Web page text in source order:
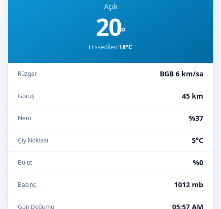
Açık
20°
Hissedilen 18°C
Rüzgar BGB 6 km/sa
Görüş 45 km
Nem %37
Çiy Noktası 5°C
Bulut %0
Basınç 1012 mb
Gün Doğumu 05:57 AM